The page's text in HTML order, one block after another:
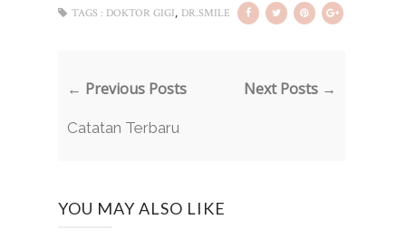
TAGS : DOKTOR GIGI DR.SMILE
← Previous Posts
Catatan Terbaru
Next Posts →
YOU MAY ALSO LIKE